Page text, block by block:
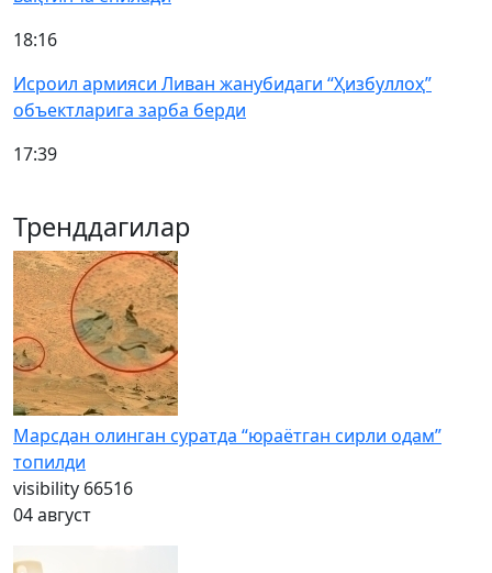
18:16
Исроил армияси Ливан жанубидаги “Ҳизбуллоҳ”
объектларига зарба берди
17:39
Тренддагилар
Марсдан олинган суратда “юраётган сирли одам”
топилди
visibility 66516
04 август